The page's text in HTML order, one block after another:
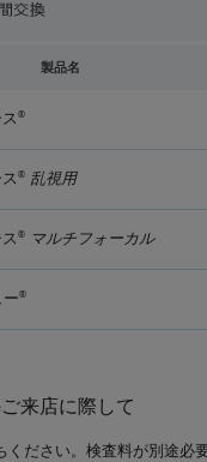
製品名
®
® 乱視用
® マルチフォーカル
®
来店に際して
ください。検査料が別途必